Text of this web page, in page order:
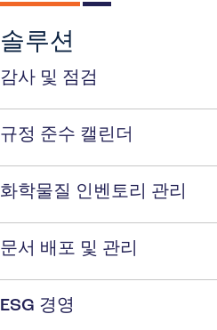
솔루션
감사 및 점검
규정 준수 캘린더
화학물질 인벤토리 관리
문서 배포 및 관리
ESG 경영